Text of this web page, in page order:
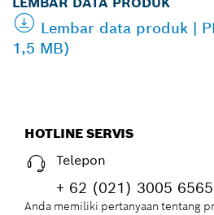
Lembar data produk |
1,5 MB)
HOTLINE SERVIS
Telepon
+ 62 (021) 3005 6565
Anda memiliki pertanyaan tentang